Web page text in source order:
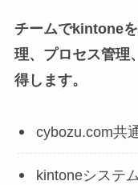
チームでkintone
理、プロセス管理
得します。
cybozu.com共
kintoneシステ